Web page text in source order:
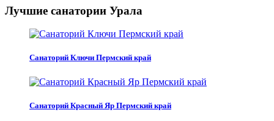
Лучшие санатории Урала
Санаторий Ключи Пермский край
Санаторий Красный Яр Пермский край